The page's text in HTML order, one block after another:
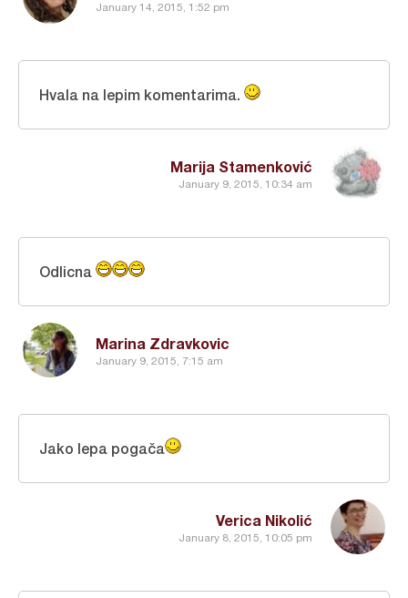
January 14, 2015, 1:52 pm
Marija Stamenković
January 9, 2015, 10:34 am
Hvala na lepim komentarima.
Marina Zdravkovic
January 9, 2015, 7:15 am
Odlicna
Verica Nikolić
January 8, 2015, 10:05 pm
Jako lepa pogača